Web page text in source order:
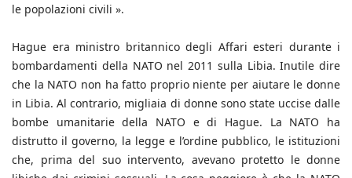
le popolazioni civili ».
Hague era ministro britannico degli Affari esteri durante i
bombardamenti della NATO nel 2011 sulla Libia. Inutile dire
che la NATO non ha fatto proprio niente per aiutare le donne
in Libia. Al contrario, migliaia di donne sono state uccise dalle
bombe umanitarie della NATO e di Hague. La NATO ha
distrutto il governo, la legge e l’ordine pubblico, le istituzioni
che, prima del suo intervento, avevano protetto le donne